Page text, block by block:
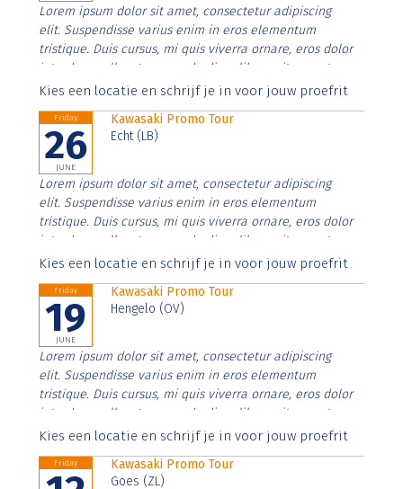
Lorem ipsum dolor sit amet, consectetur adipiscing
elit. Suspendisse varius enim in eros elementum
tristique. Duis cursus, mi quis viverra ornare, eros dolor
interdum nulla, ut commodo diam libero vitae erat.
Aenean faucibus nibh et justo cursus id rutrum lorem
Kies een locatie en schrijf je in voor jouw proefrit
Friday
26
JUNE
Kawasaki Promo Tour
Echt (LB)
Lorem ipsum dolor sit amet, consectetur adipiscing
elit. Suspendisse varius enim in eros elementum
tristique. Duis cursus, mi quis viverra ornare, eros dolor
interdum nulla, ut commodo diam libero vitae erat.
Aenean faucibus nibh et justo cursus id rutrum lorem
Kies een locatie en schrijf je in voor jouw proefrit
Friday
19
JUNE
Kawasaki Promo Tour
Hengelo (OV)
Lorem ipsum dolor sit amet, consectetur adipiscing
elit. Suspendisse varius enim in eros elementum
tristique. Duis cursus, mi quis viverra ornare, eros dolor
interdum nulla, ut commodo diam libero vitae erat.
Aenean faucibus nibh et justo cursus id rutrum lorem
Kies een locatie en schrijf je in voor jouw proefrit
Friday
Kawasaki Promo Tour
Goes (ZL)